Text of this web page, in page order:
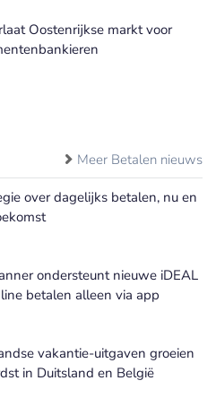
Oostenrijkse markt voor
Meer Betalen nieuws
over dagelijks betalen, nu en
ondersteunt nieuwe iDEAL
betalen alleen via app
vakantie-uitgaven groeien
in Duitsland en België